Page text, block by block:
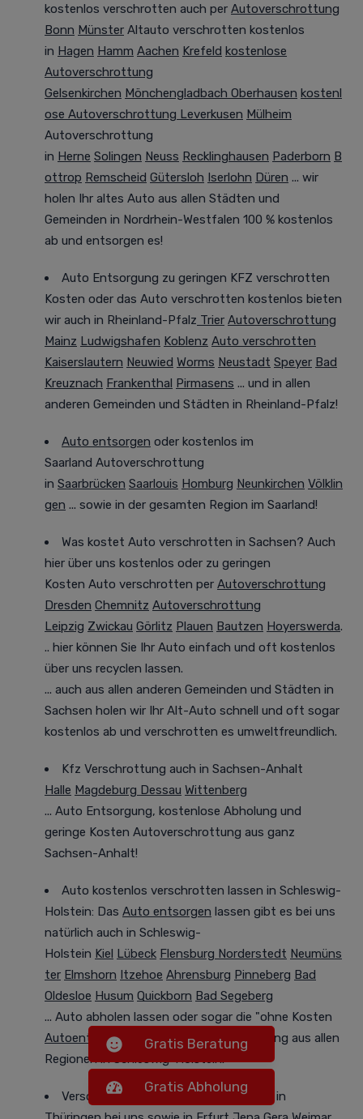
kostenlos verschrotten auch per Autoverschrottung
Bonn Münster Altauto verschrotten kostenlos
in Hagen Hamm Aachen Krefeld kostenlose
Autoverschrottung
Gelsenkirchen Mönchengladbach Oberhausen kostenl
ose Autoverschrottung Leverkusen Mülheim
Autoverschrottung
in Herne Solingen Neuss Recklinghausen Paderborn B
ottrop Remscheid Gütersloh Iserlohn Düren ... wir
holen Ihr altes Auto aus allen Städten und
Gemeinden in Nordrhein-Westfalen 100 % kostenlos
ab und entsorgen es!
Auto Entsorgung zu geringen KFZ verschrotten
Kosten oder das Auto verschrotten kostenlos bieten
wir auch in Rheinland-Pfalz Trier Autoverschrottung
Mainz Ludwigshafen Koblenz Auto verschrotten
Kaiserslautern Neuwied Worms Neustadt Speyer Bad
Kreuznach Frankenthal Pirmasens ... und in allen
anderen Gemeinden und Städten in Rheinland-Pfalz!
Auto entsorgen oder kostenlos im
Saarland Autoverschrottung
in Saarbrücken Saarlouis Homburg Neunkirchen Völklin
gen ... sowie in der gesamten Region im Saarland!
Was kostet Auto verschrotten in Sachsen? Auch
hier über uns kostenlos oder zu geringen
Kosten Auto verschrotten per Autoverschrottung
Dresden Chemnitz Autoverschrottung
Leipzig Zwickau Görlitz Plauen Bautzen Hoyerswerda.
.. hier können Sie Ihr Auto einfach und oft kostenlos
über uns recyclen lassen.
... auch aus allen anderen Gemeinden und Städten in
Sachsen holen wir Ihr Alt-Auto schnell und oft sogar
kostenlos ab und verschrotten es umweltfreundlich.
Kfz Verschrottung auch in Sachsen-Anhalt
Halle Magdeburg Dessau Wittenberg
... Auto Entsorgung, kostenlose Abholung und
geringe Kosten Autoverschrottung aus ganz
Sachsen-Anhalt!
Auto kostenlos verschrotten lassen in Schleswig-
Holstein: Das Auto entsorgen lassen gibt es bei uns
natürlich auch in Schleswig-
Holstein Kiel Lübeck Flensburg Norderstedt Neumüns
ter Elmshorn Itzehoe Ahrensburg Pinneberg Bad
Oldesloe Husum Quickborn Bad Segeberg
... Auto abholen lassen oder sogar die "ohne Kosten
Autoentsorgung
" und kostenlose Abholung aus allen
Regionen in Schleswig-Holstein!
Verschrotten Sie Ihr Altfahrzeug auch in
Gratis Beratung
Gratis Abholung